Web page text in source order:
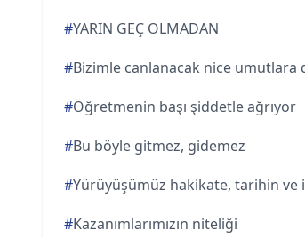
#YARIN GEÇ OLMADAN
#Bizimle canlanacak nice umutlara
#Öğretmenin başı şiddetle ağrıyor
#Bu böyle gitmez, gidemez
#Yürüyüşümüz hakikate, tarihin ve
#Kazanımlarımızın niteliği